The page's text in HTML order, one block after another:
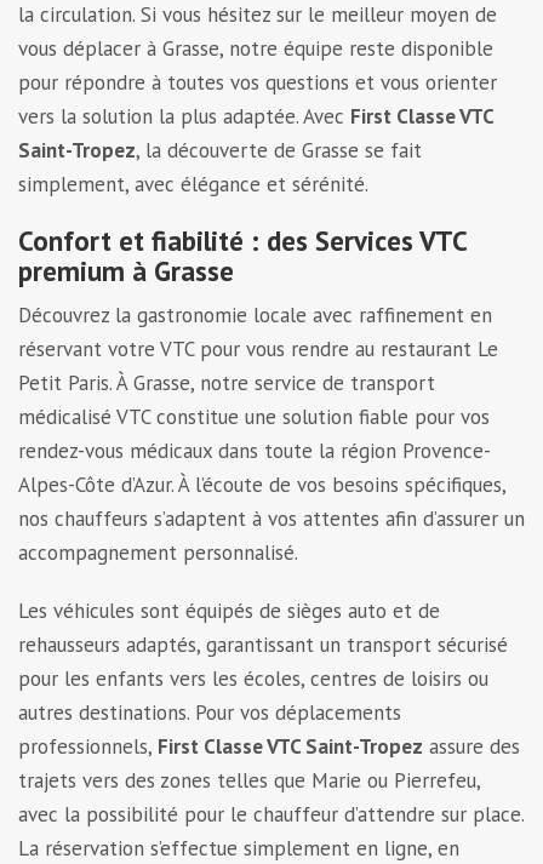
la circulation. Si vous hésitez sur le meilleur moyen de
vous déplacer à Grasse, notre équipe reste disponible
pour répondre à toutes vos questions et vous orienter
vers la solution la plus adaptée. Avec First Classe VTC
Saint-Tropez, la découverte de Grasse se fait
simplement, avec élégance et sérénité.
Confort et fiabilité : des Services VTC
premium à Grasse
Découvrez la gastronomie locale avec raffinement en
réservant votre VTC pour vous rendre au restaurant Le
Petit Paris. À Grasse, notre service de transport
médicalisé VTC constitue une solution fiable pour vos
rendez-vous médicaux dans toute la région Provence-
Alpes-Côte d’Azur. À l’écoute de vos besoins spécifiques,
nos chauffeurs s’adaptent à vos attentes afin d’assurer un
accompagnement personnalisé.
Les véhicules sont équipés de sièges auto et de
rehausseurs adaptés, garantissant un transport sécurisé
pour les enfants vers les écoles, centres de loisirs ou
autres destinations. Pour vos déplacements
professionnels, First Classe VTC Saint-Tropez assure des
trajets vers des zones telles que Marie ou Pierrefeu,
avec la possibilité pour le chauffeur d’attendre sur place.
La réservation s’effectue simplement en ligne, en